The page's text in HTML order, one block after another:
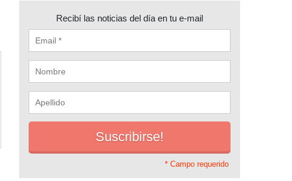
Recibí las noticias del día en tu e-mail
* Campo requerido